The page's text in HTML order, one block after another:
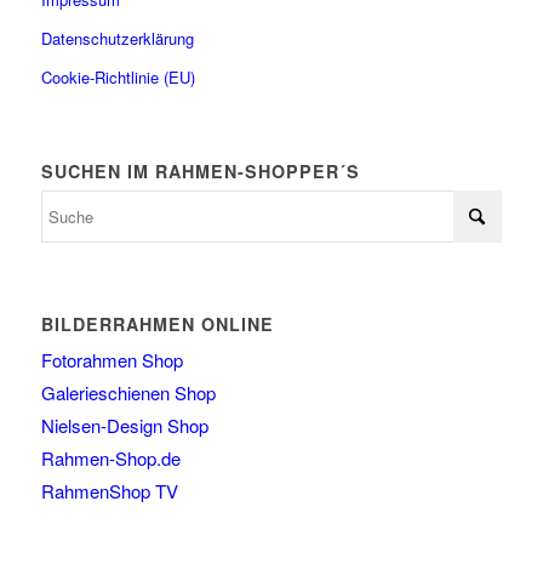
Datenschutzerklärung
Cookie-Richtlinie (EU)
SUCHEN IM RAHMEN-SHOPPER´S
BILDERRAHMEN ONLINE
Fotorahmen Shop
Galerieschienen Shop
Nielsen-Design Shop
Rahmen-Shop.de
RahmenShop TV